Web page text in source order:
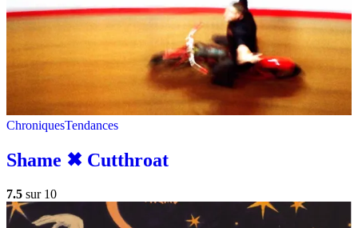
ChroniquesTendances
Shame ✖︎ Cutthroat
7.5 sur 10